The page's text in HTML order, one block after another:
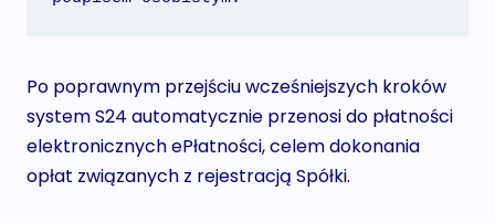
Po poprawnym przejściu wcześniejszych kroków
system S24 automatycznie przenosi do płatności
elektronicznych ePłatności, celem dokonania
opłat związanych z rejestracją Spółki.